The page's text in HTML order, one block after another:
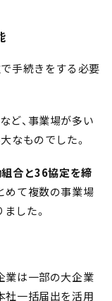
手続きをする必要
ど、事業場が多い
なものでした。
組合と36協定を締
めて複数の事業場
した。
業は一部の大企業
社一括届出を活用